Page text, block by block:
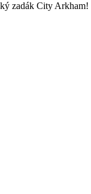
zadák City Arkham!